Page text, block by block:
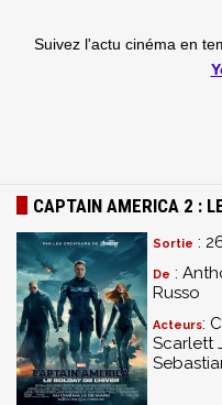
Suivez l'actu cinéma en
CAPTAIN AMERICA 2 :
Sortie :
De :
Russo
Acteurs:
Scarlett